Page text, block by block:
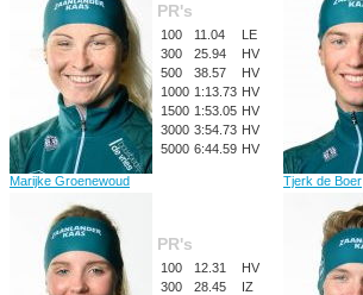
Marijke Groenewoud
PR's
100 11.04
LE
300
25.94
HV
500
38.57
HV
1000 1:13.73 HV
1500 1:53.05 HV
3000 3:54.73 HV
5000 6:44.59 HV
Tjerk de Boer
PR's
100 12.31
HV
300
28.45
IZ